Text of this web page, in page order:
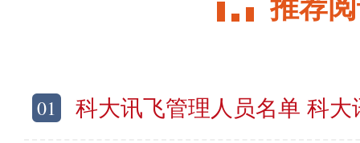
推荐
01 科大讯飞管理人员名单 科大讯飞高层管